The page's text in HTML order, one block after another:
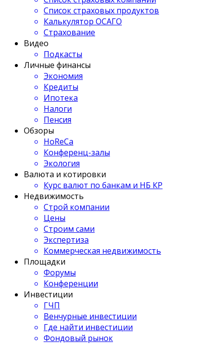
Список страховых продуктов
Калькулятор ОСАГО
Страхование
Видео
Подкасты
Личные финансы
Экономия
Кредиты
Ипотека
Налоги
Пенсия
Обзоры
HoReCa
Конференц-залы
Экология
Валюта и котировки
Курс валют по банкам и НБ КР
Недвижимость
Строй компании
Цены
Строим сами
Экспертиза
Коммерческая недвижимость
Площадки
Форумы
Конференции
Инвестиции
ГЧП
Венчурные инвестиции
Где найти инвестиции
Фондовый рынок